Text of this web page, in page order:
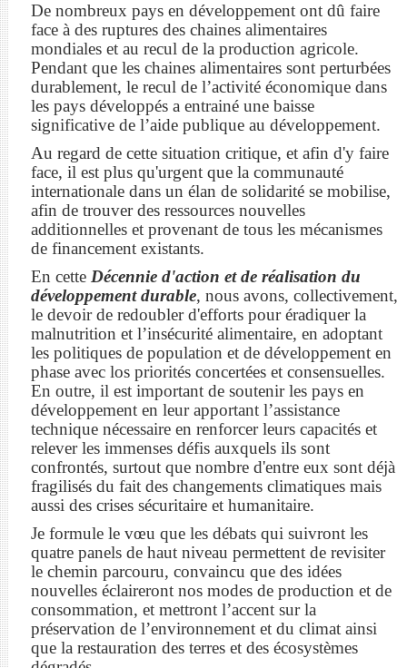
De nombreux pays en développement ont dû faire
face à des ruptures des chaines alimentaires
mondiales et au recul de la production agricole.
Pendant que les chaines alimentaires sont perturbées
durablement, le recul de l’activité économique dans
les pays développés a entrainé une baisse
significative de l’aide publique au développement.
Au regard de cette situation critique, et afin d'y faire
face, il est plus qu'urgent que la communauté
internationale dans un élan de solidarité se mobilise,
afin de trouver des ressources nouvelles
additionnelles et provenant de tous les mécanismes
de financement existants.
En cette Décennie d'action et de réalisation du
développement durable, nous avons, collectivement,
le devoir de redoubler d'efforts pour éradiquer la
malnutrition et l’insécurité alimentaire, en adoptant
les politiques de population et de développement en
phase avec los priorités concertées et consensuelles.
En outre, il est important de soutenir les pays en
développement en leur apportant l’assistance
technique nécessaire en renforcer leurs capacités et
relever les immenses défis auxquels ils sont
confrontés, surtout que nombre d'entre eux sont déjà
fragilisés du fait des changements climatiques mais
aussi des crises sécuritaire et humanitaire.
Je formule le vœu que les débats qui suivront les
quatre panels de haut niveau permettent de revisiter
le chemin parcouru, convaincu que des idées
nouvelles éclaireront nos modes de production et de
consommation, et mettront l’accent sur la
préservation de l’environnement et du climat ainsi
que la restauration des terres et des écosystèmes